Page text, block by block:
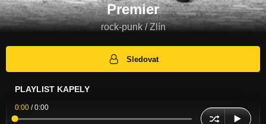
Premier
rock-punk / Zlín
Sledovat
PLAYLIST KAPELY
0:00 /0:00